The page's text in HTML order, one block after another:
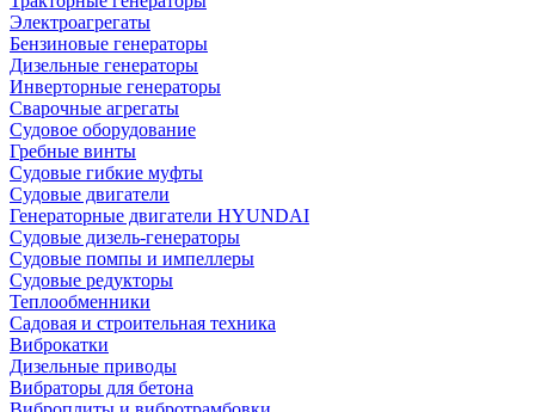
Электроагрегаты
Бензиновые генераторы
Дизельные генераторы
Инверторные генераторы
Сварочные агрегаты
Судовое оборудование
Гребные винты
Судовые гибкие муфты
Судовые двигатели
Генераторные двигатели HYUNDAI
Судовые дизель-генераторы
Судовые помпы и импеллеры
Судовые редукторы
Теплообменники
Садовая и строительная техника
Виброкатки
Дизельные приводы
Вибраторы для бетона